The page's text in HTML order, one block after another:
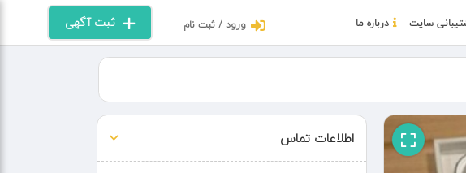
ثبت آگهی ورود / ثبت نام سایت درباره ما
اطلاعات تماس